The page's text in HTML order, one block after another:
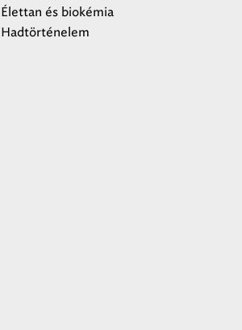
Élettan és biokémia
Hadtörténelem